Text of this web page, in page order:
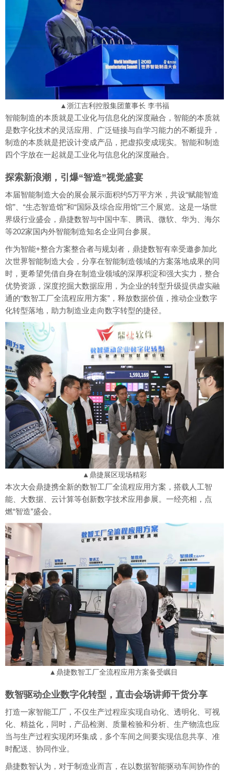
▲浙江吉利控股集团董事长 李书福
智能制造的本质就是工业化与信息化的深度融合，智能的本质就
是数字化技术的灵活应用、广泛链接与自学习能力的不断提升，
制造的本质就是把设计变成产品，把虚拟变成现实。智能和制造
四个字放在一起就是工业化与信息化的深度融合。
探索新浪潮，引爆“智造”视觉盛宴
本届智能制造大会的展会展示面积约5万平方米，共设“赋能智造
馆”、“生态智造馆”和“国际及综合应用馆”三个展览。这是一场世
界级行业盛会，鼎捷数智与中国中车、腾讯、微软、华为、海尔
等202家国内外智能制造知名企业同台参展。
作为智能+整合方案整合者与规划者，鼎捷数智有幸受邀参加此
次世界智能制造大会，分享在智能制造领域的方案落地成果的同
时，更希望凭借自身在制造业领域的深厚积淀和强大实力，整合
优势资源，深度挖掘大数据应用，为企业的转型升级提供虚实融
通的“数智工厂全流程应用方案”，释放数据价值，推动企业数字
化转型落地，助力制造业走向数字转型的捷径。
▲鼎捷展区现场精彩
本次大会鼎捷携全新的数智工厂全流程应用方案，搭载人工智
能、大数据、云计算等创新数字技术应用参展。一经亮相，点
燃“智造”盛会。
▲鼎捷数智工厂全流程应用方案备受瞩目
数智驱动企业数字化转型，直击会场讲师干货分享
打造一家智能工厂，不仅生产过程应实现自动化、透明化、可视
化、精益化，同时，产品检测、质量检验和分析、生产物流也应
当与生产过程实现闭环集成，多个车间之间要实现信息共享、准
时配送、协同作业。
鼎捷数智认为，对于制造业而言，在以数据智能驱动车间协作的